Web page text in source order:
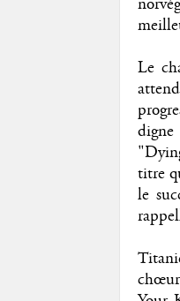
Le
titre
le